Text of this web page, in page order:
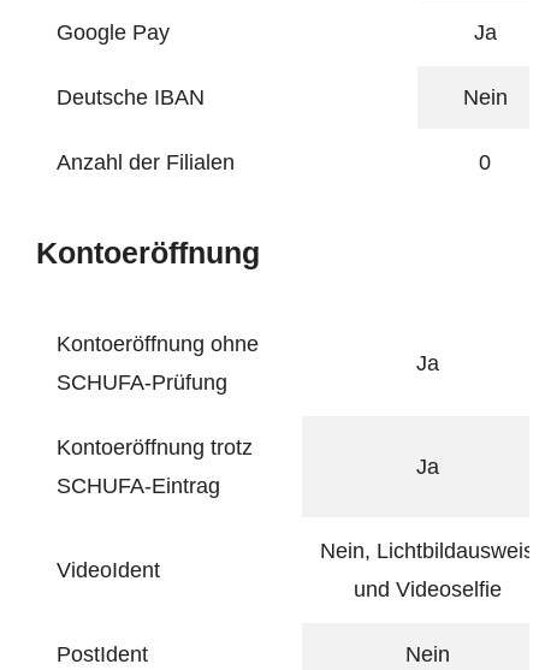
Google Pay Ja
Deutsche IBAN Nein
Anzahl der Filialen 0
Kontoeröffnung
Kontoeröffnung ohne
SCHUFA-Prüfung
Ja
Kontoeröffnung trotz
SCHUFA-Eintrag
Ja
VideoIdent
Nein, Lichtbildausweis
und Videoselfie
PostIdent Nein